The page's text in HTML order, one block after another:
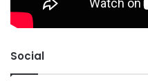
Social